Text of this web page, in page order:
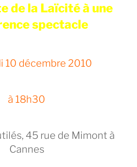
de la Laïcité à une
spectacle
10 décembre 2010
à 18h30
45 rue de Mimont à
Cannes